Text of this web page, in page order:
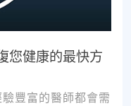
您健康的最快方
豐富的醫師都會需